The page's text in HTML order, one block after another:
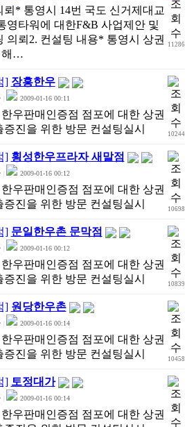
뢰* 통영시 14번 국도 신거제대교
영타워에 대한F&B 사업제안 및
의뢰2. 컨설팅 내용* 통영시 상권
해…
11286
] 장흥한우
2009-01-16 00:11
한우판매인증점 점포에 대한 상권
증진을 위한 방문 컨설팅실시
10244
] 횡성한우프라자 새말점
2009-01-16 00:12
한우판매인증점 점포에 대한 상권
증진을 위한 방문 컨설팅실시
10698
] 문일한우촌 문막점
2009-01-16 00:12
한우판매인증점 점포에 대한 상권
증진을 위한 방문 컨설팅실시
10839
] 원당한우촌
2009-01-16 00:14
한우판매인증점 점포에 대한 상권
증진을 위한 방문 컨설팅실시
10458
] 토정대가
2009-01-16 00:14
한우판매인증점 점포에 대한 상권